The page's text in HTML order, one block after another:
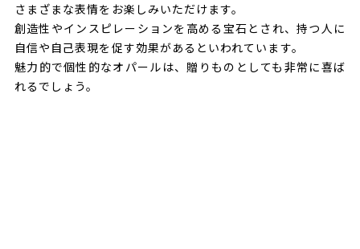
さまざまな表情をお楽しみいただけます。
創造性やインスピレーションを高める宝石とされ、持つ人に
自信や自己表現を促す効果があるといわれています。
魅力的で個性的なオパールは、贈りものとしても非常に喜ば
れるでしょう。